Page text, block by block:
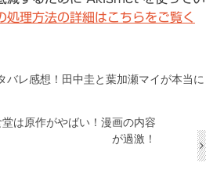
処理方法の詳細はこちらをご覧く
バレ感想！田中圭と葉加瀬マイが本当に
は原作がやばい！漫画の内容
が過激！